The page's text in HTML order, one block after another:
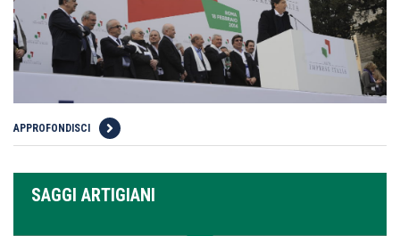
APPROFONDISCI
SAGGI ARTIGIANI